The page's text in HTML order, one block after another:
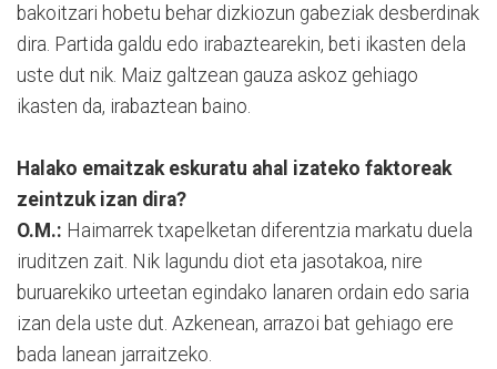
bakoitzari hobetu behar dizkiozun gabeziak desberdinak
dira. Partida galdu edo irabaztearekin, beti ikasten dela
uste dut nik. Maiz galtzean gauza askoz gehiago
ikasten da, irabaztean baino.
Halako emaitzak eskuratu ahal izateko faktoreak
zeintzuk izan dira?
O.M.: Haimarrek txapelketan diferentzia markatu duela
iruditzen zait. Nik lagundu diot eta jasotakoa, nire
buruarekiko urteetan egindako lanaren ordain edo saria
izan dela uste dut. Azkenean, arrazoi bat gehiago ere
bada lanean jarraitzeko.